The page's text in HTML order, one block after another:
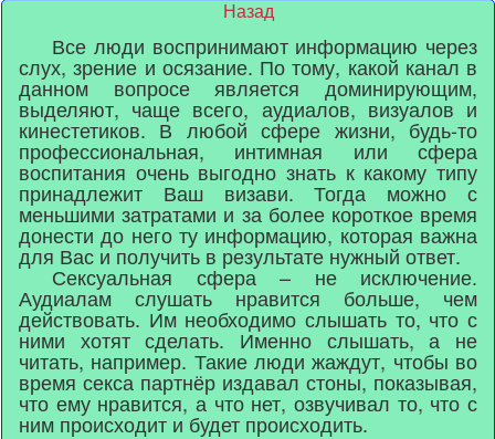
Назад
Все люди воспринимают информацию через
слух, зрение и осязание. По тому, какой канал в
данном вопросе является доминирующим,
выделяют, чаще всего, аудиалов, визуалов и
кинестетиков. В любой сфере жизни, будь-то
профессиональная, интимная или сфера
воспитания очень выгодно знать к какому типу
принадлежит Ваш визави. Тогда можно с
меньшими затратами и за более короткое время
донести до него ту информацию, которая важна
для Вас и получить в результате нужный ответ.
Сексуальная сфера – не исключение.
Аудиалам слушать нравится больше, чем
действовать. Им необходимо слышать то, что с
ними хотят сделать. Именно слышать, а не
читать, например. Такие люди жаждут, чтобы во
время секса партнёр издавал стоны, показывая,
что ему нравится, а что нет, озвучивал то, что с
ним происходит и будет происходить.